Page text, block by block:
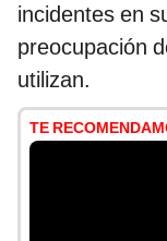
incidentes en
preocupación
utilizan.
TE